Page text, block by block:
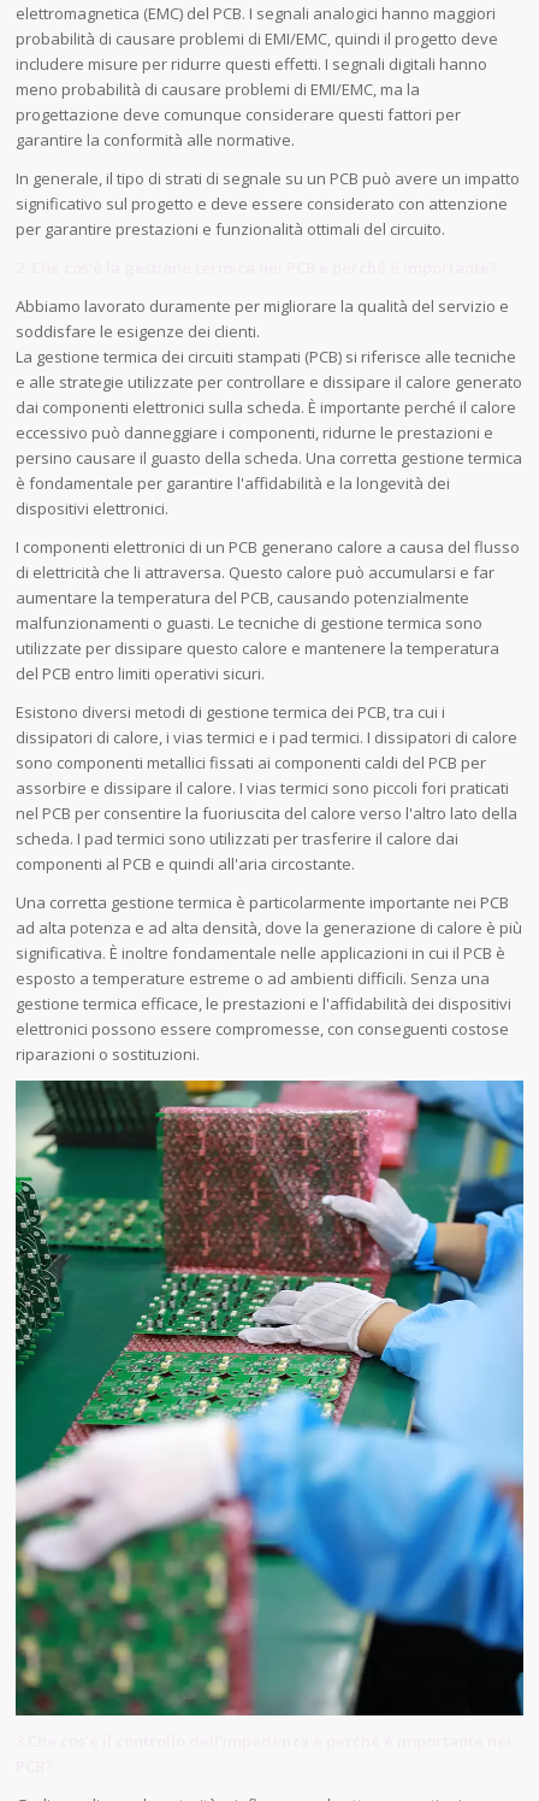
elettromagnetica (EMC) del PCB. I segnali analogici hanno maggiori
probabilità di causare problemi di EMI/EMC, quindi il progetto deve
includere misure per ridurre questi effetti. I segnali digitali hanno
meno probabilità di causare problemi di EMI/EMC, ma la
progettazione deve comunque considerare questi fattori per
garantire la conformità alle normative.
In generale, il tipo di strati di segnale su un PCB può avere un impatto
significativo sul progetto e deve essere considerato con attenzione
per garantire prestazioni e funzionalità ottimali del circuito.
Abbiamo lavorato duramente per migliorare la qualità del servizio e
soddisfare le esigenze dei clienti.
La gestione termica dei circuiti stampati (PCB) si riferisce alle tecniche
e alle strategie utilizzate per controllare e dissipare il calore generato
dai componenti elettronici sulla scheda. È importante perché il calore
eccessivo può danneggiare i componenti, ridurne le prestazioni e
persino causare il guasto della scheda. Una corretta gestione termica
è fondamentale per garantire l'affidabilità e la longevità dei
dispositivi elettronici.
I componenti elettronici di un PCB generano calore a causa del flusso
di elettricità che li attraversa. Questo calore può accumularsi e far
aumentare la temperatura del PCB, causando potenzialmente
malfunzionamenti o guasti. Le tecniche di gestione termica sono
utilizzate per dissipare questo calore e mantenere la temperatura
del PCB entro limiti operativi sicuri.
Esistono diversi metodi di gestione termica dei PCB, tra cui i
dissipatori di calore, i vias termici e i pad termici. I dissipatori di calore
sono componenti metallici fissati ai componenti caldi del PCB per
assorbire e dissipare il calore. I vias termici sono piccoli fori praticati
nel PCB per consentire la fuoriuscita del calore verso l'altro lato della
scheda. I pad termici sono utilizzati per trasferire il calore dai
componenti al PCB e quindi all'aria circostante.
Una corretta gestione termica è particolarmente importante nei PCB
ad alta potenza e ad alta densità, dove la generazione di calore è più
significativa. È inoltre fondamentale nelle applicazioni in cui il PCB è
esposto a temperature estreme o ad ambienti difficili. Senza una
gestione termica efficace, le prestazioni e l'affidabilità dei dispositivi
elettronici possono essere compromesse, con conseguenti costose
riparazioni o sostituzioni.